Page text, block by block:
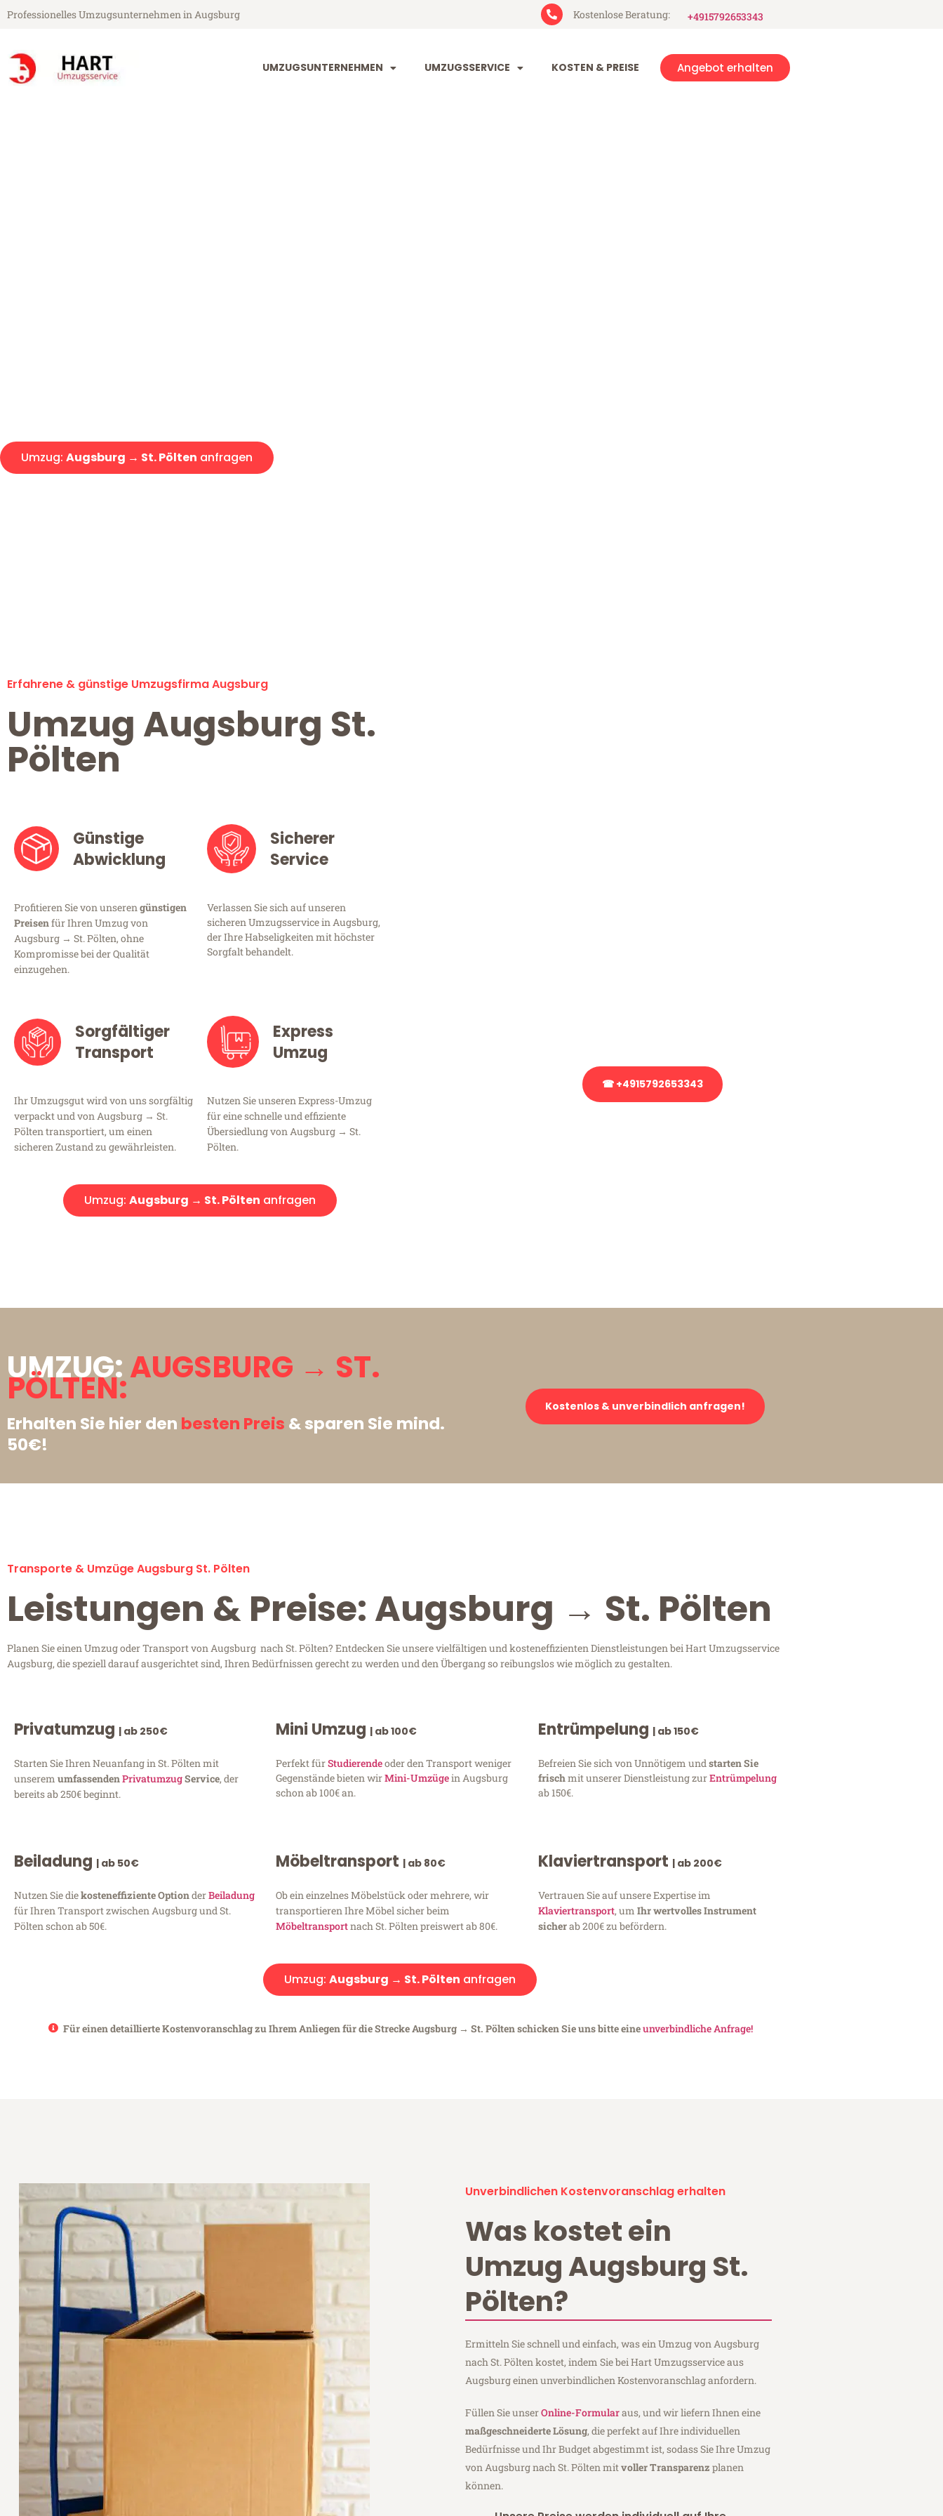
Professionelles Umzugsunternehmen in Augsburg Kostenlose Beratung: +4915792653343
UMZUGSUNTERNEHMEN UMZUGSSERVICE KOSTEN & PREISE Angebot erhalten
Umzug: Augsburg → St. Pölten anfragen
Erfahrene & günstige Umzugsfirma Augsburg
Umzug Augsburg St.
Pölten
Günstige
Abwicklung
Profitieren Sie von unserengünstigen
Preisenfür Ihren Umzug von
Augsburg → St. Pölten, ohne
Kompromisse bei der Qualität
einzugehen.
Sicherer
Service
Verlassen Sie sich auf unseren
sicheren Umzugsservice in Augsburg,
der Ihre Habseligkeiten mit höchster
Sorgfalt behandelt.
Sorgfältiger
Transport
Ihr Umzugsgut wird von uns sorgfältig
verpackt und von Augsburg → St.
Pölten transportiert, um einen
sicheren Zustand zu gewährleisten.
Express
Umzug
Nutzen Sie unseren Express-Umzug
für eine schnelle und effiziente
Übersiedlung von Augsburg → St.
Pölten.
Umzug: Augsburg → St. Pölten anfragen
☎ +4915792653343
UMZUG: AUGSBURG → ST.
PÖLTEN:
Erhalten Sie hier den besten Preis & sparen Sie mind.
50€!
Kostenlos & unverbindlich anfragen!
Transporte & Umzüge Augsburg St. Pölten
Leistungen & Preise: Augsburg → St. Pölten
Planen Sie einen Umzug oder Transport von Augsburg nach St. Pölten? Entdecken Sie unsere vielfältigen und kosteneffizienten Dienstleistungen bei Hart Umzugsservice
Augsburg, die speziell darauf ausgerichtet sind, Ihren Bedürfnissen gerecht zu werden und den Übergang so reibungslos wie möglich zu gestalten.
Privatumzug | ab 250€
Starten Sie Ihren Neuanfang in St. Pölten mit
unserem umfassendenPrivatumzugService, der
bereits ab 250€ beginnt.
Mini Umzug | ab 100€
Perfekt fürStudierendeoder den Transport weniger
Gegenstände bieten wirMini-Umzügein Augsburg
schon ab 100€ an.
Entrümpelung | ab 150€
Befreien Sie sich von Unnötigem undstarten Sie
frischmit unserer Dienstleistung zurEntrümpelung
ab 150€.
Beiladung | ab 50€
Nutzen Sie diekosteneffiziente OptionderBeiladung
für Ihren Transport zwischen Augsburg und St.
Pölten schon ab 50€.
Möbeltransport | ab 80€
Ob ein einzelnes Möbelstück oder mehrere, wir
transportieren Ihre Möbel sicher beim
Möbeltransportnach St. Pölten preiswert ab 80€.
Klaviertransport | ab 200€
Vertrauen Sie auf unsere Expertise im
Klaviertransport, um Ihr wertvolles Instrument
sicherab 200€ zu befördern.
Umzug: Augsburg → St. Pölten anfragen
Für einen detaillierte Kostenvoranschlag zu Ihrem Anliegen für die Strecke Augsburg → St. Pölten schicken Sie uns bitte eineunverbindliche Anfrage!
Unverbindlichen Kostenvoranschlag erhalten
Was kostet ein
Umzug Augsburg St.
Pölten?
Ermitteln Sie schnell und einfach, was ein Umzug von Augsburg
nach St. Pölten kostet, indem Sie bei Hart Umzugsservice aus
Augsburg einen unverbindlichen Kostenvoranschlag anfordern.
Füllen Sie unserOnline-Formularaus, und wir liefern Ihnen eine
maßgeschneiderte Lösung, die perfekt auf Ihre individuellen
Bedürfnisse und Ihr Budget abgestimmt ist, sodass Sie Ihre Umzug
von Augsburg nach St. Pölten mitvoller Transparenz planen
können.